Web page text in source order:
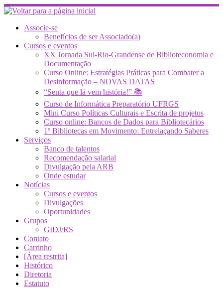
Skip
to
contentAssocie-se
Benefícios de ser Associado(a)
Cursos e eventos
XX Jornada Sul-Rio-Grandense de Biblioteconomia e
Documentação
Curso Online: Estratégias Práticas para Combater a
Desinformação – NOVAS DATAS
“Senta que lá vem história!” 📚
Curso de Informática Preparatório UFRGS
Mini Curso Políticas Culturais e Escrita de projetos
Curso online: Bancos de Dados para Bibliotecários
1º Bibliotecas em Movimento: Entrelaçando Saberes
Serviços
Banco de talentos
Recomendação salarial
Divulgação pela ARB
Onde estudar
Notícias
Cursos e eventos
Divulgações
Oportunidades
Grupos
GIDJ/RS
Contato
Carrinho
[Área restrita]
Histórico
Diretoria
Estatuto